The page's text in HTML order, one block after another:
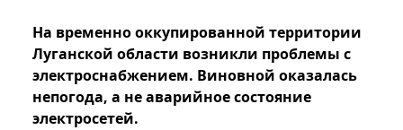
На временно оккупированной территории
Луганской области возникли проблемы с
электроснабжением. Виновной оказалась
непогода, а не аварийное состояние
электросетей.